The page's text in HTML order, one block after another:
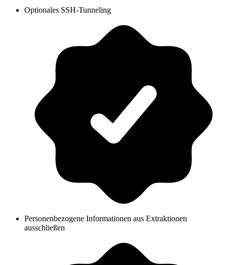
Optionales SSH-Tunneling
Personenbezogene Informationen aus Extraktionen
ausschließen